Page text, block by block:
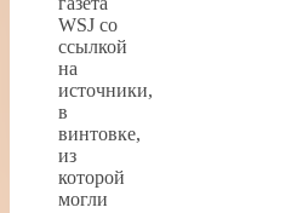
WSJ со
ссылкой
на
источники,
в
винтовке,
из
которой
могли